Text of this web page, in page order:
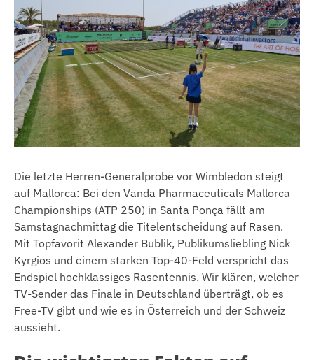
Die letzte Herren-Generalprobe vor Wimbledon steigt
auf Mallorca: Bei den Vanda Pharmaceuticals Mallorca
Championships (ATP 250) in Santa Ponça fällt am
Samstagnachmittag die Titelentscheidung auf Rasen.
Mit Topfavorit Alexander Bublik, Publikumsliebling Nick
Kyrgios und einem starken Top-40-Feld verspricht das
Endspiel hochklassiges Rasentennis. Wir klären, welcher
TV-Sender das Finale in Deutschland überträgt, ob es
Free-TV gibt und wie es in Österreich und der Schweiz
aussieht.